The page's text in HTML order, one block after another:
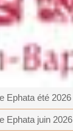
Ephata été 2026
Ephata juin 2026